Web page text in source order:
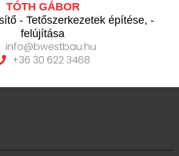
TÓTH GÁBOR
- Tetőszerkezetek építése, -
felújítása
info@bwestbau.hu
+36 30 622 3468